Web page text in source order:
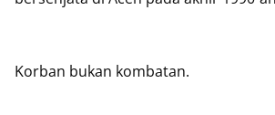
Korban bukan kombatan.